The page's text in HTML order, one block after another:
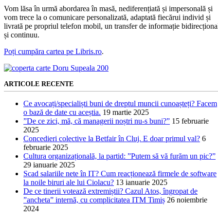
Vom lăsa în urmă abordarea în masă, nediferențiată și impersonală și
vom trece la o comunicare personalizată, adaptată fiecărui individ și
livrată pe propriul telefon mobil, un transfer de informație
și continuu.
Poți cumpăra cartea pe Libris.ro.
ARTICOLE RECENTE
Ce avocați/specialiști buni de dreptul muncii cunoașteți? Facem
o bază de date cu aceștia. 19 martie 2025
”De ce zici, mă, că managerii noștri nu-s buni?” 15 februarie
2025
Concedieri colective la Betfair în Cluj. E doar primul val? 6
februarie 2025
Cultura organizațională, la partid: ”Putem să vă furăm un pic?”
29 ianuarie 2025
Scad salariile nete în IT? Cum reacționează firmele de software
la noile biruri ale lui Ciolacu? 13 ianuarie 2025
De ce tinerii votează extremiștii? Cazul Atos, îngropat de
”ancheta” internă, cu complicitatea ITM Timiș 26 noiembrie
2024